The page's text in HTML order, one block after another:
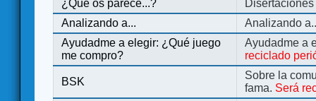
¿Qué os parece...?
Analizando a...
Analizando
Ayudadme a elegir: ¿Qué juego
me compro?
Ayudadme a
reciclado
BSK
Sobre la
fama. Será